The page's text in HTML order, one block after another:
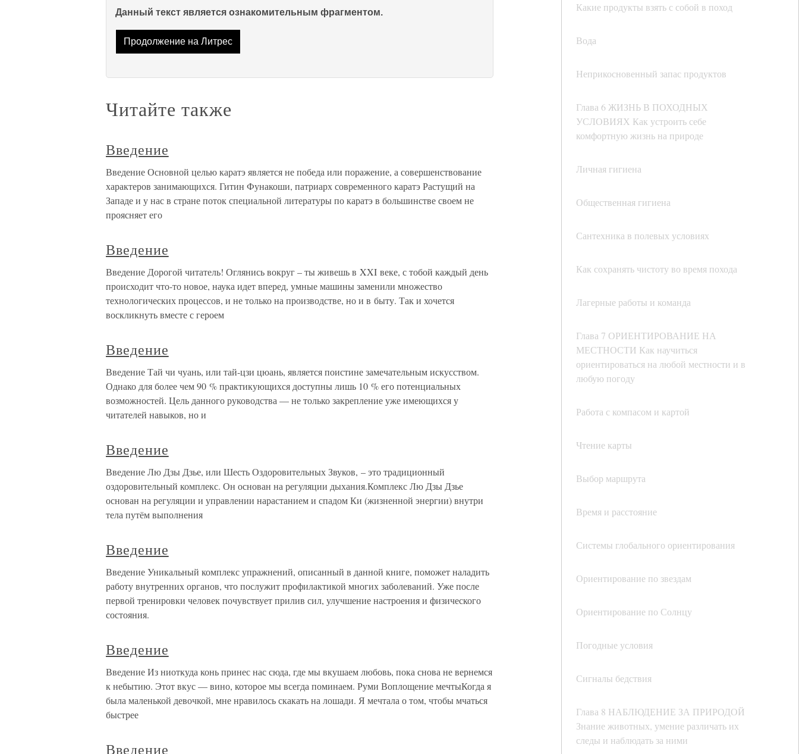
Какие продукты взять с собой в поход
Вода
Неприкосновенный запас продуктов
Глава 6 ЖИЗНЬ В ПОХОДНЫХ
УСЛОВИЯХ Как устроить себе
комфортную жизнь на природе
Личная гигиена
Общественная гигиена
Сантехника в полевых условиях
Как сохранять чистоту во время похода
Лагерные работы и команда
Глава 7 ОРИЕНТИРОВАНИЕ НА
МЕСТНОСТИ Как научиться
ориентироваться на любой местности и в
любую погоду
Работа с компасом и картой
Чтение карты
Выбор маршрута
Время и расстояние
Системы глобального ориентирования
Ориентирование по звездам
Ориентирование по Солнцу
Погодные условия
Сигналы бедствия
Глава 8 НАБЛЮДЕНИЕ ЗА ПРИРОДОЙ
Знание животных, умение различать их
следы и наблюдать за ними
Данный текст является ознакомительным фрагментом.
Продолжение на Литрес
Читайте также
Введение
Введение Основной целью каратэ является не победа или поражение, а совершенствование
характеров занимающихся. Гитин Фунакоши, патриарх современного каратэ Растущий на
Западе и у нас в стране поток специальной литературы по каратэ в большинстве своем не
проясняет его
Введение
Введение Дорогой читатель! Оглянись вокруг – ты живешь в XXI веке, с тобой каждый день
происходит что-то новое, наука идет вперед, умные машины заменили множество
технологических процессов, и не только на производстве, но и в быту. Так и хочется
воскликнуть вместе с героем
Введение
Введение Тай чи чуань, или тай-цзи цюань, является поистине замечательным искусством.
Однако для более чем 90 % практикующихся доступны лишь 10 % его потенциальных
возможностей. Цель данного руководства — не только закрепление уже имеющихся у
читателей навыков, но и
Введение
Введение Лю Дзы Дзье, или Шесть Оздоровительных Звуков, – это традиционный
оздоровительный комплекс. Он основан на регуляции дыхания.Комплекс Лю Дзы Дзье
основан на регуляции и управлении нарастанием и спадом Ки (жизненной энергии) внутри
тела путём выполнения
Введение
Введение Уникальный комплекс упражнений, описанный в данной книге, поможет наладить
работу внутренних органов, что послужит профилактикой многих заболеваний. Уже после
первой тренировки человек почувствует прилив сил, улучшение настроения и физического
состояния.
Введение
Введение Из ниоткуда конь принес нас сюда, где мы вкушаем любовь, пока снова не вернемся
к небытию. Этот вкус — вино, которое мы всегда поминаем. Руми Воплощение мечтыКогда я
была маленькой девочкой, мне нравилось скакать на лошади. Я мечтала о том, чтобы мчаться
быстрее
Введение